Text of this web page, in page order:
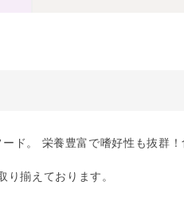
ド。 栄養豊富で嗜好性も抜群
揃えております。